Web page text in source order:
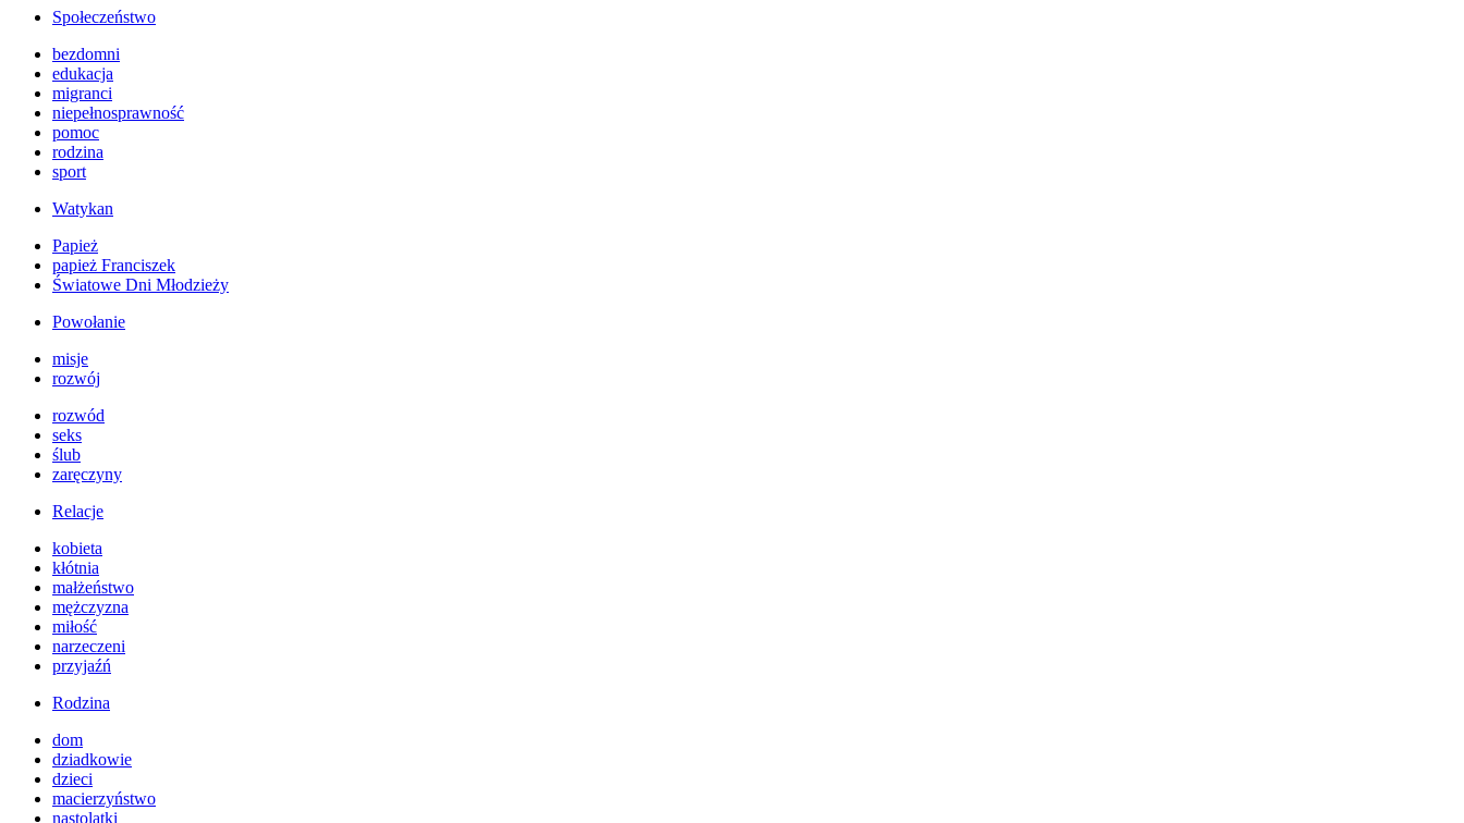
Społeczeństwo
bezdomni
edukacja
migranci
niepełnosprawność
pomoc
rodzina
sport
Watykan
Papież
papież Franciszek
Światowe Dni Młodzieży
Powołanie
misje
rozwój
rozwód
seks
ślub
zaręczyny
Relacje
kobieta
kłótnia
małżeństwo
mężczyzna
miłość
narzeczeni
przyjaźń
Rodzina
dom
dziadkowie
dzieci
macierzyństwo
nastolatki